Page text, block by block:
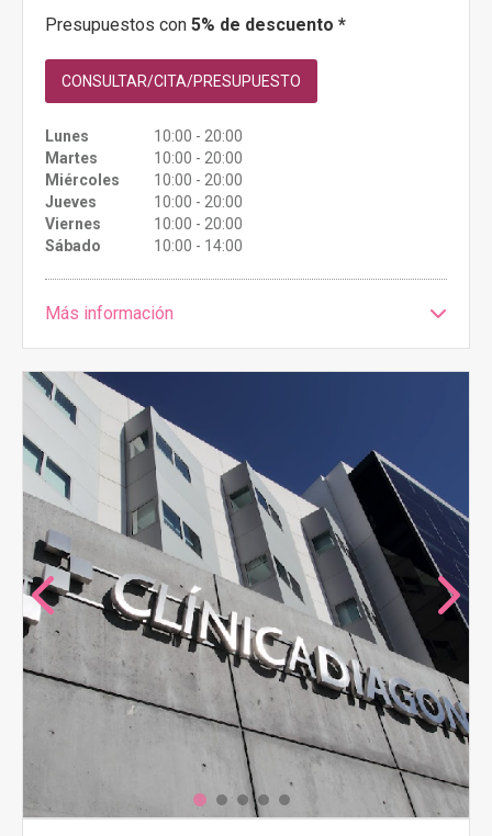
Presupuestos con 5% de descuento *
CONSULTAR/CITA/PRESUPUESTO
Lunes
10:00 - 20:00
Martes
10:00 - 20:00
Miércoles
10:00 - 20:00
Jueves
10:00 - 20:00
Viernes
10:00 - 20:00
Sábado
10:00 - 14:00
Más información